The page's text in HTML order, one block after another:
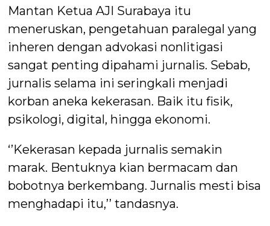
Mantan Ketua AJI Surabaya itu
meneruskan, pengetahuan paralegal yang
inheren dengan advokasi nonlitigasi
sangat penting dipahami jurnalis. Sebab,
jurnalis selama ini seringkali menjadi
korban aneka kekerasan. Baik itu fisik,
psikologi, digital, hingga ekonomi.
‘’Kekerasan kepada jurnalis semakin
marak. Bentuknya kian bermacam dan
bobotnya berkembang. Jurnalis mesti bisa
menghadapi itu,’’ tandasnya.